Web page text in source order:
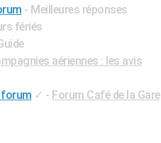
- Meilleures réponses
fériés
aériennes : les avis
forum ✓ - Forum Café de la Gare